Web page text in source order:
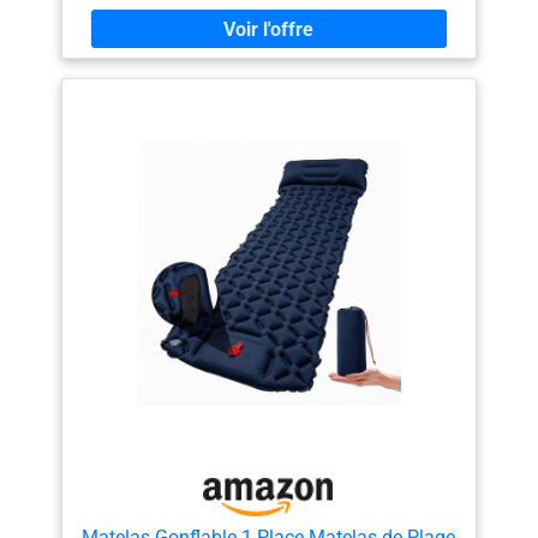
de pédaler pendant 30-60 secondes pour gonfler
complètement le matelas. La vidange rapide ne prend
qu'une seconde. Avec la valve de purge améliorée, vous
n'avez plus à vous soucier des fuites d'air. Ultra léger et
vous. Idéal pour les randonnées, le camping, le
backpacking, les voyages, l'escalade, le trekking et
d'autres activités de plein air. Option lit double : nos
draps de camping sont équipés de boutons latéraux.
Vous pouvez facilement en connecter d'autres pour
créer un lit double, formant une plus grande zone de
détente pour dormir plus confortablement. Parfait pour
une excursion en camping avec votre famille et vos
amis. Facile à nettoyer : après utilisation, le matelas est
facile à nettoyer. Il suffit de le nettoyer ou de le laver si
nécessaire. Avec Satisure, vous n'aurez plus à vous